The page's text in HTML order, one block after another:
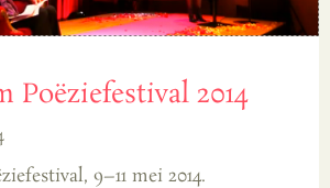
Poëziefestival 2014
9–11 mei 2014.